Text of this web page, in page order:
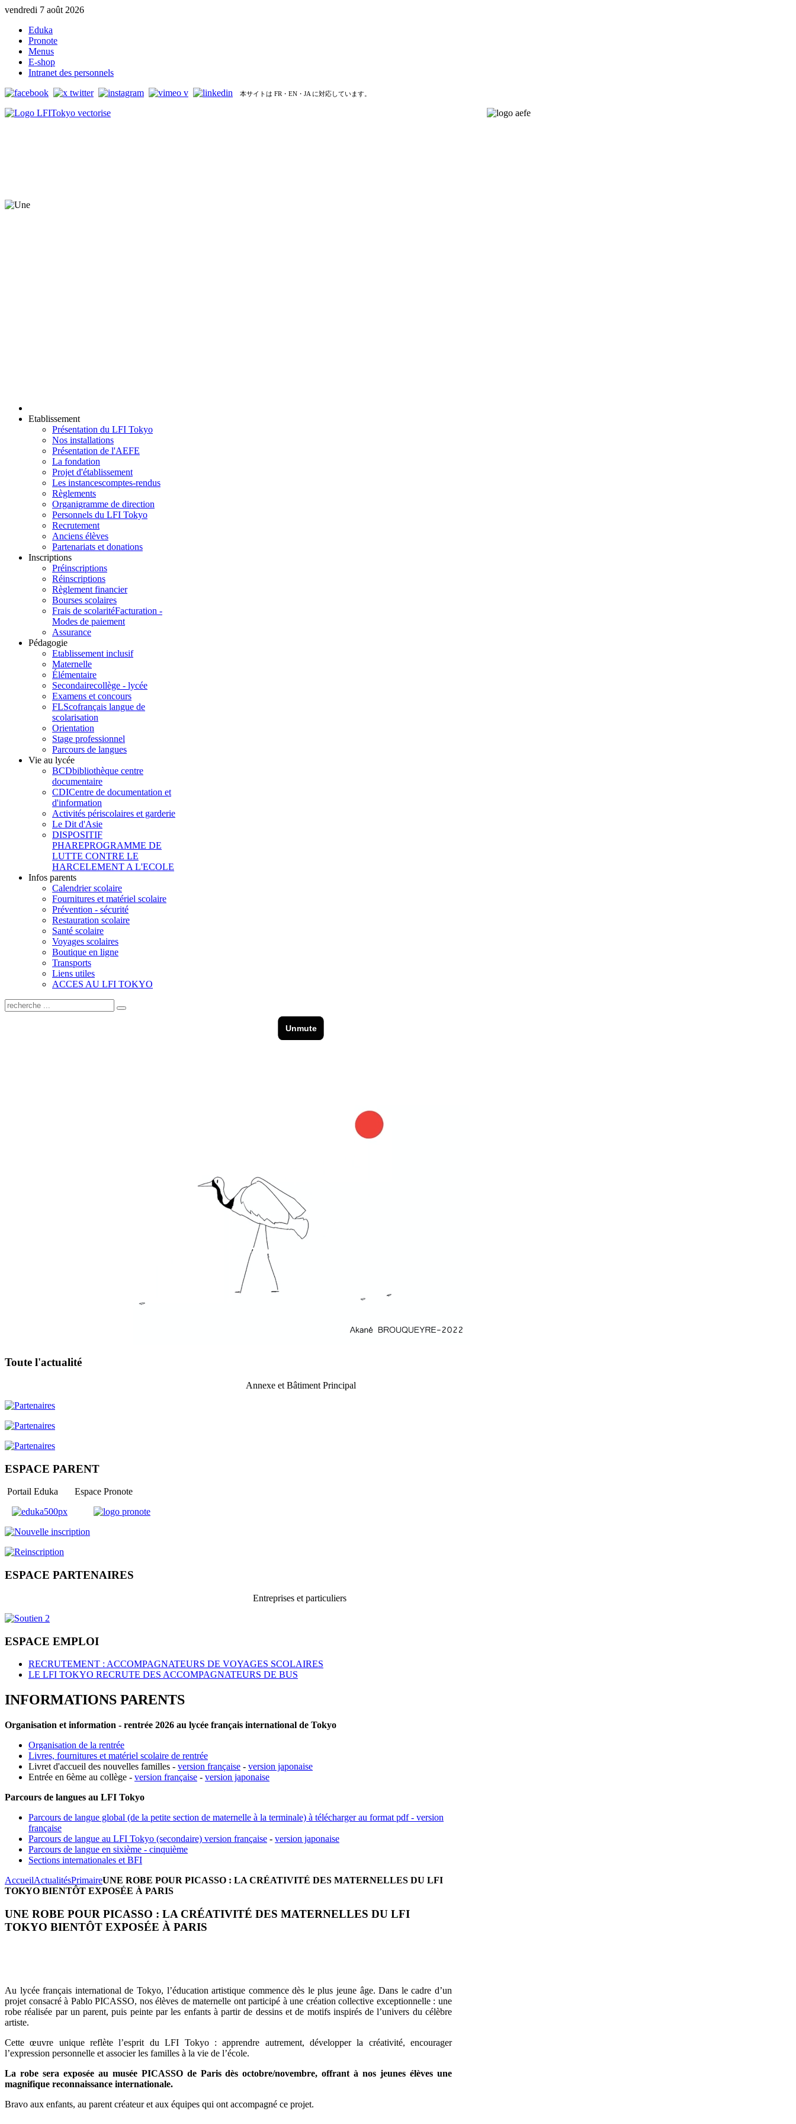
vendredi 7 août 2026
Eduka
Pronote
Menus
E-shop
Intranet des personnels
本サイトは FR・EN・JA に対応しています。
Etablissement
Présentation du LFI Tokyo
Nos installations
Présentation de l'AEFE
La fondation
Projet d'établissement
Les instancescomptes-rendus
Règlements
Organigramme de direction
Personnels du LFI Tokyo
Recrutement
Anciens élèves
Partenariats et donations
Inscriptions
Préinscriptions
Réinscriptions
Règlement financier
Bourses scolaires
Frais de scolaritéFacturation -
Modes de paiement
Assurance
Pédagogie
Etablissement inclusif
Maternelle
Élémentaire
Secondairecollège - lycée
Examens et concours
FLScofrançais langue de
scolarisation
Orientation
Stage professionnel
Parcours de langues
Vie au lycée
BCDbibliothèque centre
documentaire
CDICentre de documentation et
d'information
Activités périscolaires et garderie
Le Dit d'Asie
DISPOSITIF
PHAREPROGRAMME DE
LUTTE CONTRE LE
HARCELEMENT A L'ECOLE
Infos parents
Calendrier scolaire
Fournitures et matériel scolaire
Prévention - sécurité
Restauration scolaire
Santé scolaire
Voyages scolaires
Boutique en ligne
Transports
Liens utiles
ACCES AU LFI TOKYO
Toute l'actualité
Annexe et Bâtiment Principal
ESPACE PARENT
Portail Eduka Espace Pronote
ESPACE PARTENAIRES
Entreprises et particuliers
ESPACE EMPLOI
RECRUTEMENT : ACCOMPAGNATEURS DE VOYAGES SCOLAIRES
LE LFI TOKYO RECRUTE DES ACCOMPAGNATEURS DE BUS
INFORMATIONS PARENTS
Organisation et information - rentrée 2026 au lycée français international de Tokyo
Organisation de la rentrée
Livres, fournitures et matériel scolaire de rentrée
Livret d'accueil des nouvelles familles - version française - version japonaise
Entrée en 6ème au collège - version française - version japonaise
Parcours de langues au LFI Tokyo
Parcours de langue global (de la petite section de maternelle à la terminale) à télécharger au format pdf - version
française
Parcours de langue au LFI Tokyo (secondaire) version française - version japonaise
Parcours de langue en sixième - cinquième
Sections internationales et BFI
AccueilActualitésPrimaireUNE ROBE POUR PICASSO : LA CRÉATIVITÉ DES MATERNELLES DU LFI
TOKYO BIENTÔT EXPOSÉE À PARIS
UNE ROBE POUR PICASSO : LA CRÉATIVITÉ DES MATERNELLES DU LFI
TOKYO BIENTÔT EXPOSÉE À PARIS
Au lycée français international de Tokyo, l’éducation artistique commence dès le plus jeune âge. Dans le cadre d’un
projet consacré à Pablo PICASSO, nos élèves de maternelle ont participé à une création collective exceptionnelle : une
robe réalisée par un parent, puis peinte par les enfants à partir de dessins et de motifs inspirés de l’univers du célèbre
artiste.
Cette œuvre unique reflète l’esprit du LFI Tokyo : apprendre autrement, développer la créativité, encourager
l’expression personnelle et associer les familles à la vie de l’école.
La robe sera exposée au musée PICASSO de Paris dès octobre/novembre, offrant à nos jeunes élèves une
magnifique reconnaissance internationale.
Bravo aux enfants, au parent créateur et aux équipes qui ont accompagné ce projet.